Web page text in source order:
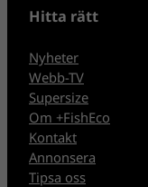
Hitta rätt
Nyheter
Webb-TV
Supersize
Om +FishEco
Kontakt
Annonsera
Tipsa oss